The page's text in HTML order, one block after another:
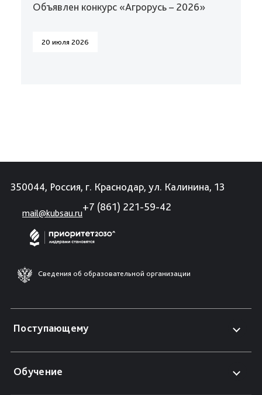
Объявлен конкурс «Агрорусь – 2026»
20 июля 2026
350044, Россия, г. Краснодар, ул. Калинина, 13
mail@kubsau.ru
+7 (861) 221-59-42
Сведения об образовательной организации
Поступающему
Обучение